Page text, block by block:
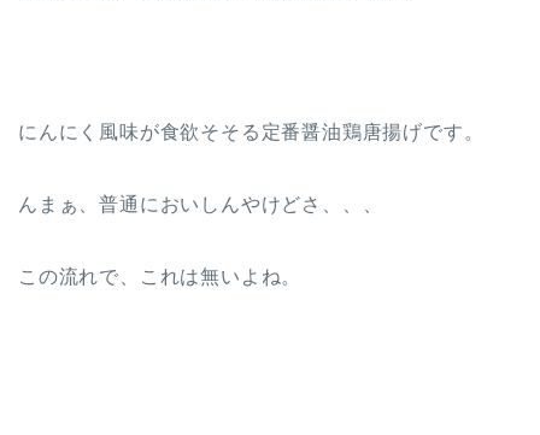
にんにく風味が食欲そそる定番醤油鶏唐揚げです。
んまぁ、普通においしんやけどさ、、、
この流れで、これは無いよね。